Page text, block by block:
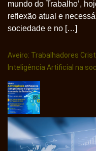
mundo do Trabalho’,
reflexão atual e
sociedade e no […]
Aveiro: Trabalhadores
Inteligência Artificial na